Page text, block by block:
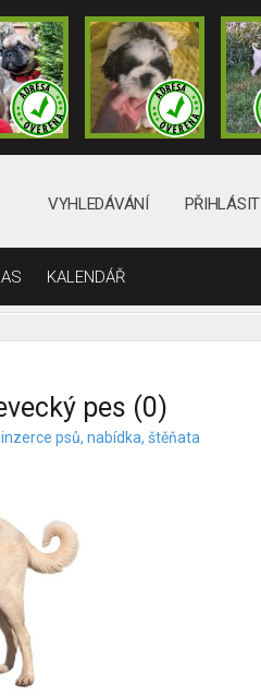
VYHLEDÁVÁNÍ PŘIHLÁSIT
KALENDÁŘ
pes (0)
psů, nabídka, štěňata